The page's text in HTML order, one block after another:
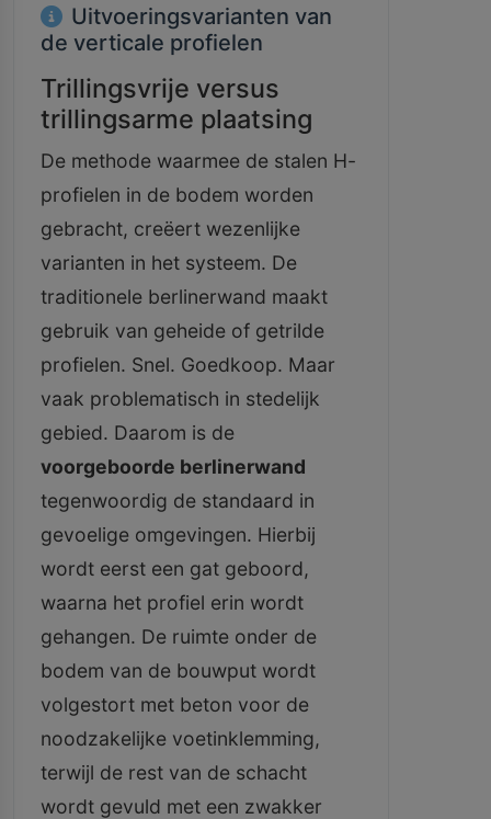
Uitvoeringsvarianten van
de verticale profielen
Trillingsvrije versus
trillingsarme plaatsing
De methode waarmee de stalen H-
profielen in de bodem worden
gebracht, creëert wezenlijke
varianten in het systeem. De
traditionele berlinerwand maakt
gebruik van geheide of getrilde
profielen. Snel. Goedkoop. Maar
vaak problematisch in stedelijk
gebied. Daarom is de
voorgeboorde berlinerwand
tegenwoordig de standaard in
gevoelige omgevingen. Hierbij
wordt eerst een gat geboord,
waarna het profiel erin wordt
gehangen. De ruimte onder de
bodem van de bouwput wordt
volgestort met beton voor de
noodzakelijke voetinklemming,
terwijl de rest van de schacht
wordt gevuld met een zwakker